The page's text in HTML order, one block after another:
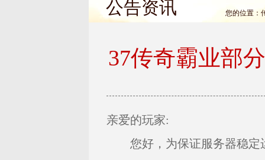
公告资讯 您的位置：
37传奇霸业部
亲爱的玩家:
您好，为保证服务器稳定